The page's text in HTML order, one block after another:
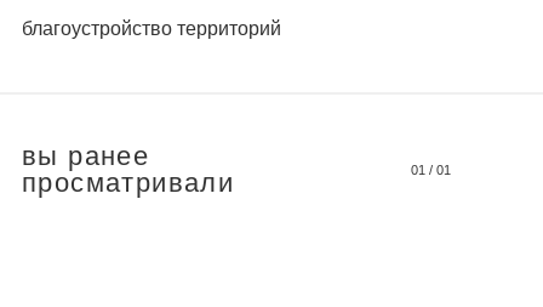
благоустройство территорий
вы ранее
просматривали
01 / 01